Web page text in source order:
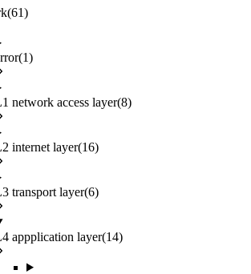
(61)
(1)
network access layer(8)
internet layer(16)
transport layer(6)
appplication layer(14)